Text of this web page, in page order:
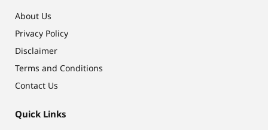
About Us
Privacy Policy
Disclaimer
Terms and Conditions
Contact Us
Quick Links